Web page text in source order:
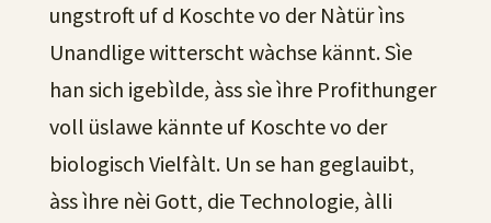
ungstroft uf d Koschte vo der Nàtür ìns
Unandlige witterscht wàchse kännt. Sìe
han sich igebìlde, àss sìe ìhre Profithunger
voll üslawe kännte uf Koschte vo der
biologisch Vielfàlt. Un se han geglauibt,
àss ìhre nèi Gott, die Technologie, àlli